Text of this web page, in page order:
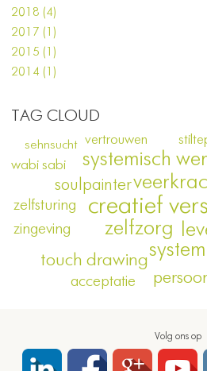
2018 (4)
2017 (1)
2015 (1)
2014 (1)
TAG CLOUD
creatief
zelfzorg
systemisch
touch drawing
soulpainter
zingeving
zelfsturing
acceptatie
wabi sabi
vertrouwen
sehnsucht
Volg ons op